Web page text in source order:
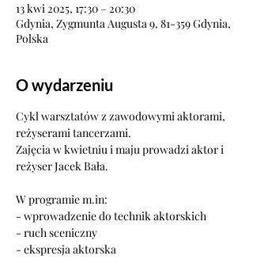
13 kwi 2025, 17:30 – 20:30
Gdynia, Zygmunta Augusta 9, 81-359 Gdynia,
Polska
O wydarzeniu
Cykl warsztatów z zawodowymi aktorami,
reżyserami tancerzami.
Zajęcia w kwietniu i maju prowadzi aktor i
reżyser Jacek Bała.
W programie m.in:
- wprowadzenie do technik aktorskich
- ruch sceniczny
- ekspresja aktorska